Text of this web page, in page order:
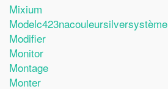
Mixium
Modelc423nacouleursilversystème
Modifier
Monitor
Montage
Monter